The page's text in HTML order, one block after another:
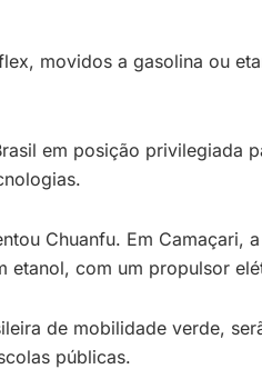
movidos a gasolina ou
em posição privilegiada
Chuanfu. Em
etanol, com um propulsor
de mobilidade verde,
públicas.